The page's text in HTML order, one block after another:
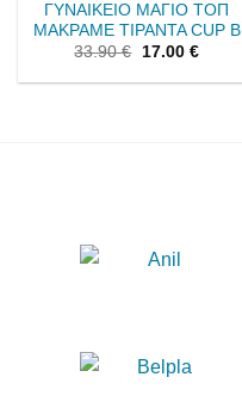
ΓΥΝΑΙΚΕΙΟ ΜΑΓΙΟ ΤΟΠ
ΜΑΚΡΑΜΕ ΤΙΡΑΝΤΑ CUP B
33.90€ 17.00 €